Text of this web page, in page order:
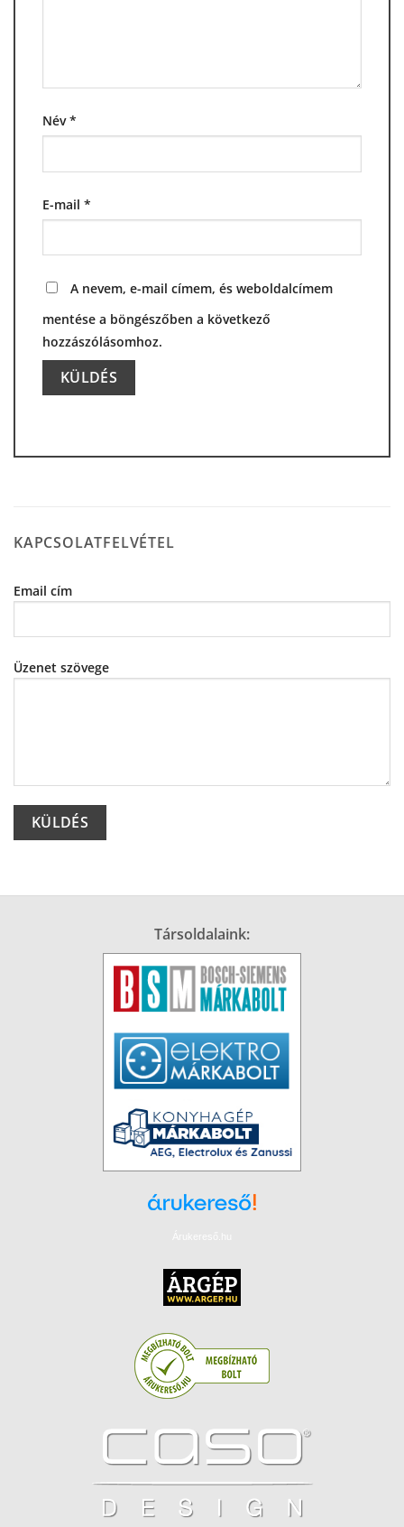
Név*
E-mail *
A nevem, e-mail címem, és weboldalcímem
mentése a böngészőben a következő
hozzászólásomhoz.
KAPCSOLATFELVÉTEL
Email cím
Üzenet szövege
Társoldalaink:
Árukereső.hu